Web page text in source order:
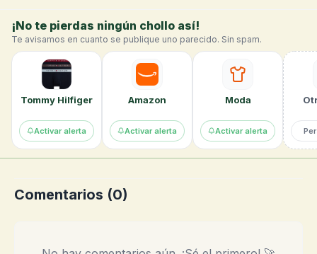
¡No te pierdas ningún chollo así!
Te avisamos en cuanto se publique uno parecido. Sin spam.
Tommy Hilfiger
Activar alerta
Amazon
Activar alerta
Moda
Activar alerta
Comentarios (0)